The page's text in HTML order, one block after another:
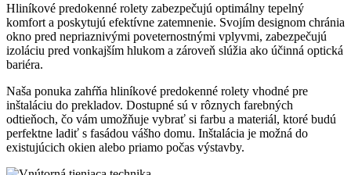
Hliníkové predokenné rolety zabezpečujú optimálny tepelný
komfort a poskytujú efektívne zatemnenie. Svojím designom chránia
okno pred nepriaznivými poveternostnými vplyvmi, zabezpečujú
izoláciu pred vonkajším hlukom a zároveň slúžia ako účinná optická
bariéra.
Naša ponuka zahŕňa hliníkové predokenné rolety vhodné pre
inštaláciu do prekladov. Dostupné sú v rôznych farebných
odtieňoch, čo vám umožňuje vybrať si farbu a materiál, ktoré budú
perfektne ladiť s fasádou vášho domu. Inštalácia je možná do
existujúcich okien alebo priamo počas výstavby.